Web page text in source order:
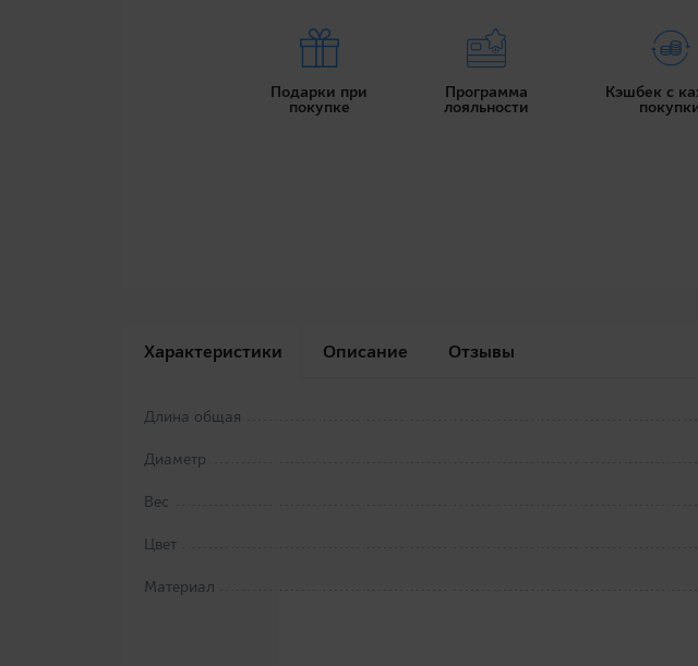
Подарки при
покупке
Программа
лояльности
Кэшбек с
Характеристики Описание Отзывы
Длина общая
Диаметр
Вес
Цвет
Материал